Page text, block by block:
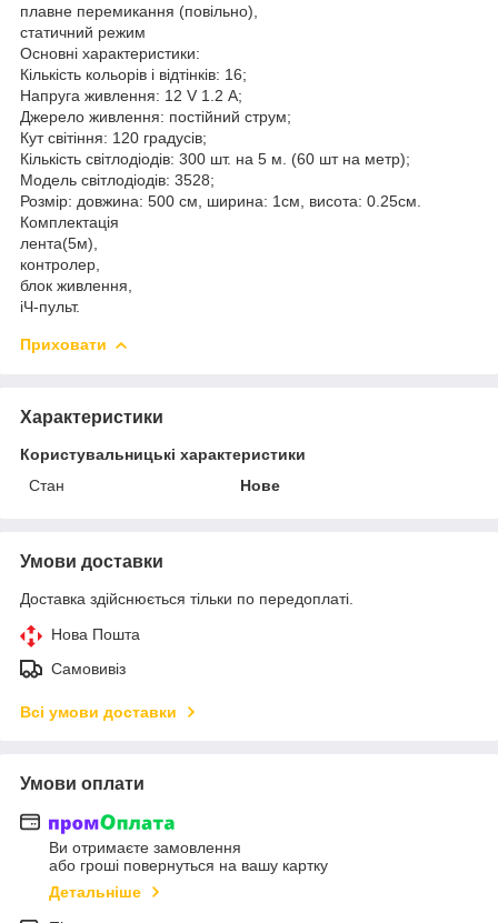
плавне перемикання (повільно),
статичний режим
Основні характеристики:
Кількість кольорів і відтінків: 16;
Напруга живлення: 12 V 1.2 А;
Джерело живлення: постійний струм;
Кут світіння: 120 градусів;
Кількість світлодіодів: 300 шт. на 5 м. (60 шт на метр);
Модель світлодіодів: 3528;
Розмір: довжина: 500 см, ширина: 1см, висота: 0.25см.
Комплектація
лента(5м),
контролер,
блок живлення,
іЧ-пульт.
Приховати
Характеристики
Користувальницькі характеристики
Стан
Нове
Умови доставки
Доставка здійснюється тільки по передоплаті.
Нова Пошта
Самовивіз
Всі умови доставки
Умови оплати
Ви отримаєте замовлення
або гроші повернуться на вашу картку
Детальніше